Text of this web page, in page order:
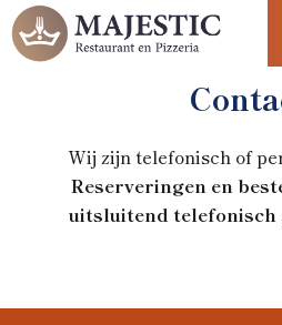
Wij zijn telefonisch of
Reserveringen en
uitsluitend telefonisch